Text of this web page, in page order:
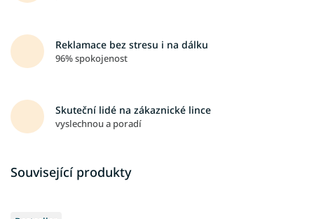
Reklamace bez stresu i na dálku
96% spokojenost
Skuteční lidé na zákaznické lince
vyslechnou a poradí
Související produkty